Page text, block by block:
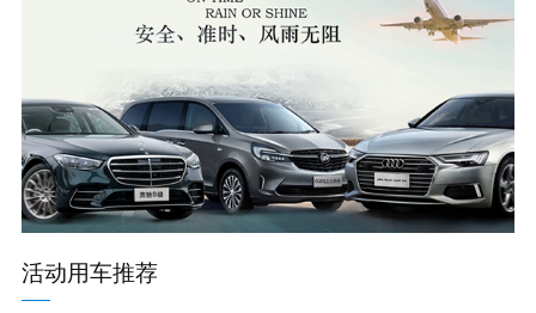
活动用车推荐